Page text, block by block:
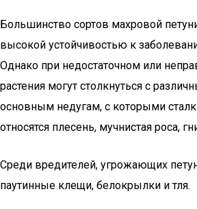
Большинство сортов махровой
высокой устойчивостью к
Однако при недостаточном или
растения могут столкнуться с
основным недугам, с которыми
относятся плесень, мучнистая роса,
Среди вредителей, угрожающих
паутинные клещи, белокрылки и тля.